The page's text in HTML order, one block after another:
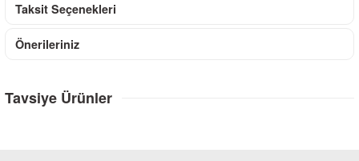
Taksit Seçenekleri
Önerileriniz
Tavsiye Ürünler